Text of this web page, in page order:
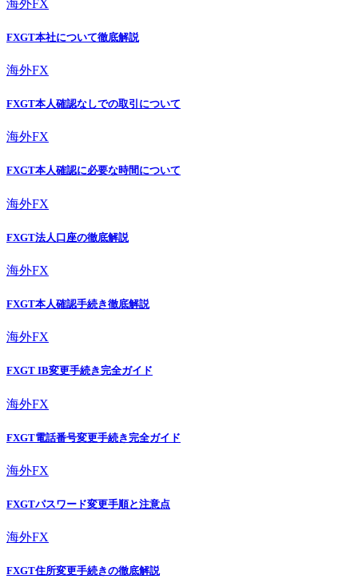
海外FX
FXGT本社について徹底解説
海外FX
FXGT本人確認なしでの取引について
海外FX
FXGT本人確認に必要な時間について
海外FX
FXGT法人口座の徹底解説
海外FX
FXGT本人確認手続き徹底解説
海外FX
FXGT IB変更手続き完全ガイド
海外FX
FXGT電話番号変更手続き完全ガイド
海外FX
FXGTパスワード変更手順と注意点
海外FX
FXGT住所変更手続きの徹底解説